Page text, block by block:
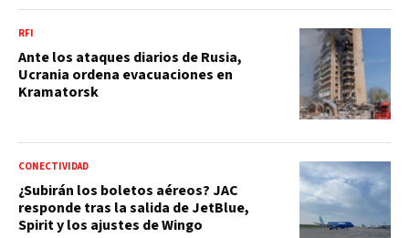
RFI
Ante los ataques diarios de Rusia,
Ucrania ordena evacuaciones en
Kramatorsk
CONECTIVIDAD
¿Subirán los boletos aéreos? JAC
responde tras la salida de JetBlue,
Spirit y los ajustes de Wingo